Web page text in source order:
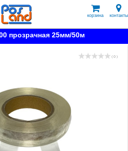
корзина контакты
прозрачная 25мм/50м
( 0 )